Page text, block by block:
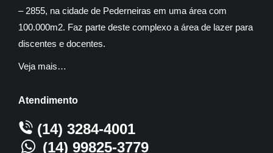
– 2855, na cidade de Pederneiras em uma área com
100.000m2. Faz parte deste complexo a área de lazer para
discentes e docentes.
Veja mais…
Atendimento
(14) 3284-4001
(14) 99825-3779